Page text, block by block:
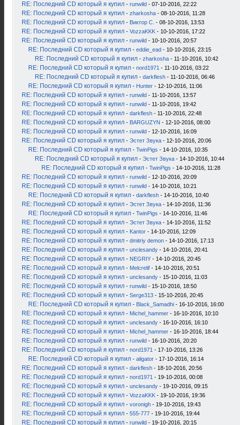
RE: Последний CD который я купил - runwild - 07-10-2016, 22:22
RE: Последний CD который я купил - zharkosha - 08-10-2016, 11:28
RE: Последний CD который я купил - Виктор С. - 08-10-2016, 13:53
RE: Последний CD который я купил - VozzaKKK - 10-10-2016, 17:22
RE: Последний CD который я купил - runwild - 10-10-2016, 20:57
RE: Последний CD который я купил - eddie_ead - 10-10-2016, 23:15
RE: Последний CD который я купил - zharkosha - 11-10-2016, 10:42
RE: Последний CD который я купил - nord1971 - 11-10-2016, 03:22
RE: Последний CD который я купил - darkflesh - 11-10-2016, 06:46
RE: Последний CD который я купил - Hunter - 12-10-2016, 11:06
RE: Последний CD который я купил - runwild - 11-10-2016, 13:57
RE: Последний CD который я купил - runwild - 11-10-2016, 19:42
RE: Последний CD который я купил - darkflesh - 11-10-2016, 22:48
RE: Последний CD который я купил - BARGUZYN - 12-10-2016, 08:00
RE: Последний CD который я купил - runwild - 12-10-2016, 16:09
RE: Последний CD который я купил - Эстет Звука - 12-10-2016, 20:06
RE: Последний CD который я купил - TwinPigs - 14-10-2016, 10:35
RE: Последний CD который я купил - Эстет Звука - 14-10-2016, 10:44
RE: Последний CD который я купил - TwinPigs - 14-10-2016, 11:28
RE: Последний CD который я купил - runwild - 12-10-2016, 20:09
RE: Последний CD который я купил - runwild - 14-10-2016, 10:21
RE: Последний CD который я купил - darkflesh - 14-10-2016, 10:40
RE: Последний CD который я купил - Эстет Звука - 14-10-2016, 11:36
RE: Последний CD который я купил - TwinPigs - 14-10-2016, 11:46
RE: Последний CD который я купил - Эстет Звука - 14-10-2016, 11:52
RE: Последний CD который я купил - Kantor - 14-10-2016, 12:09
RE: Последний CD который я купил - dmitriy demon - 14-10-2016, 17:13
RE: Последний CD который я купил - unclesandy - 14-10-2016, 20:41
RE: Последний CD который я купил - NEGRIY - 14-10-2016, 20:45
RE: Последний CD который я купил - Melcrelif - 14-10-2016, 20:51
RE: Последний CD который я купил - unclesandy - 15-10-2016, 11:03
RE: Последний CD который я купил - runwild - 15-10-2016, 18:50
RE: Последний CD который я купил - Serge313 - 15-10-2016, 20:45
RE: Последний CD который я купил - Black_Samadhi - 16-10-2016, 16:00
RE: Последний CD который я купил - Michel_hammer - 16-10-2016, 10:10
RE: Последний CD который я купил - unclesandy - 16-10-2016, 16:10
RE: Последний CD который я купил - Michel_hammer - 16-10-2016, 18:44
RE: Последний CD который я купил - runwild - 16-10-2016, 20:20
RE: Последний CD который я купил - nord1971 - 17-10-2016, 13:26
RE: Последний CD который я купил - aligator - 17-10-2016, 16:14
RE: Последний CD который я купил - darkflesh - 18-10-2016, 20:56
RE: Последний CD который я купил - nord1971 - 19-10-2016, 00:08
RE: Последний CD который я купил - unclesandy - 19-10-2016, 09:15
RE: Последний CD который я купил - VozzaKKK - 19-10-2016, 19:36
RE: Последний CD который я купил - voronigh - 19-10-2016, 19:43
RE: Последний CD который я купил - 555-777 - 19-10-2016, 19:44
RE: Последний CD который я купил - runwild - 19-10-2016, 20:15